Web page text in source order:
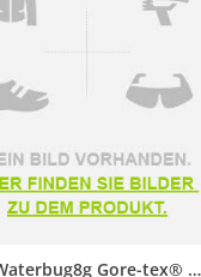
Kamik Waterbug8g Gore-tex® Snow Boots Rosa EU 30 Mädchen